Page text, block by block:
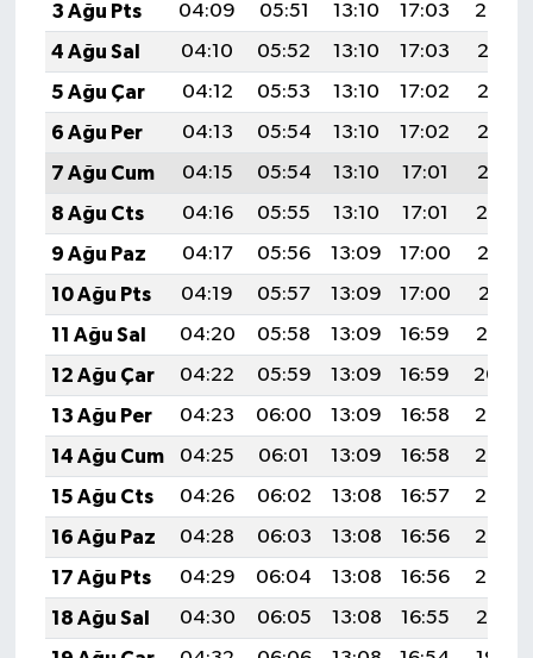
3 Ağu Pts
04:09 05:51 13:10 17:03
20:20
4 Ağu Sal
04:10 05:52 13:10 17:03
20:18
5 Ağu Çar
04:12 05:53 13:10 17:02
20:17
6 Ağu Per
04:13 05:54 13:10 17:02
20:16
7 Ağu Cum
04:15 05:54 13:10 17:01
20:15
8 Ağu Cts
04:16 05:55 13:10 17:01
20:14
9 Ağu Paz
04:17 05:56 13:09 17:00
20:13
10 Ağu Pts
04:19 05:57 13:09 17:00
20:11
11 Ağu Sal
04:20 05:58 13:09 16:59
20:10
12 Ağu Çar
04:22 05:59 13:09 16:59
20:09
13 Ağu Per
04:23 06:00 13:09 16:58
20:07
14 Ağu Cum
04:25 06:01 13:09 16:58
20:06
15 Ağu Cts
04:26 06:02 13:08 16:57
20:05
16 Ağu Paz
04:28 06:03 13:08 16:56
20:03
17 Ağu Pts
04:29 06:04 13:08 16:56
20:02
18 Ağu Sal
04:30 06:05 13:08 16:55
20:01